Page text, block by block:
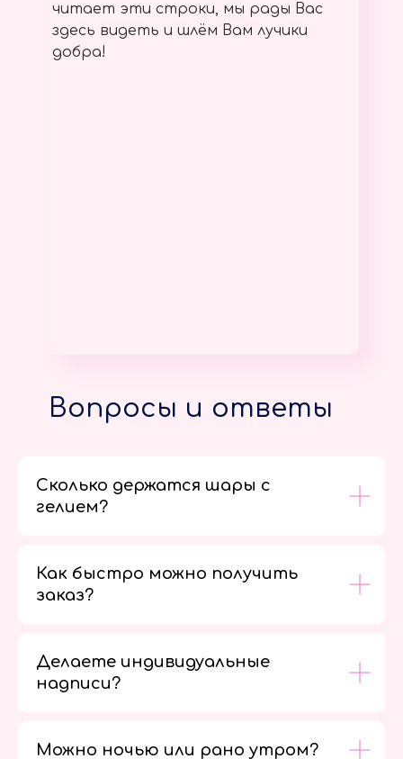
читает эти строки, мы рады Вас
здесь видеть и шлём Вам лучики
добра!
Вопросы и ответы
Сколько держатся шары с
гелием?
Как быстро можно получить
заказ?
Делаете индивидуальные
надписи?
Можно ночью или рано утром?